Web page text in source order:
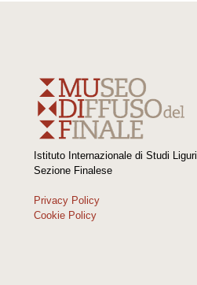
Istituto Internazionale di Studi Liguri
Sezione Finalese
Privacy Policy
Cookie Policy